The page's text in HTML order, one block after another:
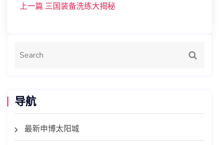
上一篇 三国装备洗练大揭秘
导航
最新申博太阳城